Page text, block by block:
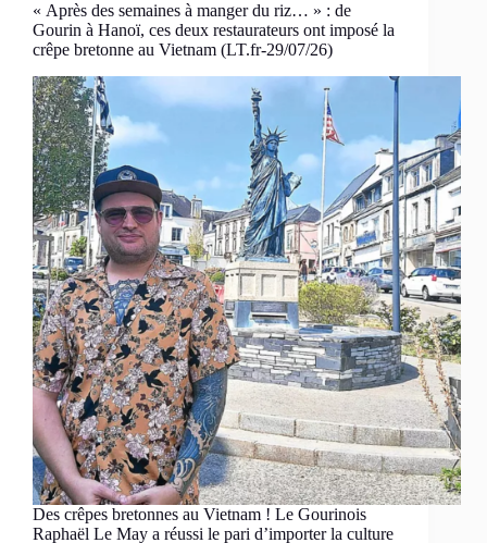
« Après des semaines à manger du riz… » : de
Gourin à Hanoï, ces deux restaurateurs ont imposé la
crêpe bretonne au Vietnam (LT.fr-29/07/26)
Des crêpes bretonnes au Vietnam ! Le Gourinois
Raphaël Le May a réussi le pari d’importer la culture